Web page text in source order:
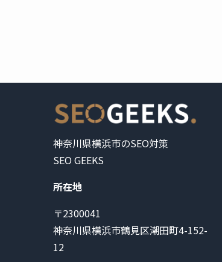
神奈川県横浜市のSEO対策
SEO GEEKS
所在地
〒2300041
神奈川県横浜市鶴見区潮田町4-152-
12